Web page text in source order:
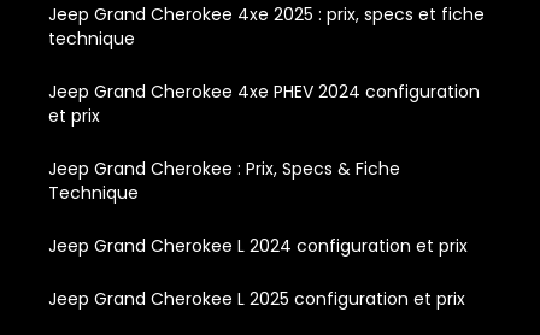
Jeep Grand Cherokee 4xe 2025 : prix, specs et fiche
technique
Jeep Grand Cherokee 4xe PHEV 2024 configuration
et prix
Jeep Grand Cherokee : Prix, Specs & Fiche
Technique
Jeep Grand Cherokee L 2024 configuration et prix
Jeep Grand Cherokee L 2025 configuration et prix